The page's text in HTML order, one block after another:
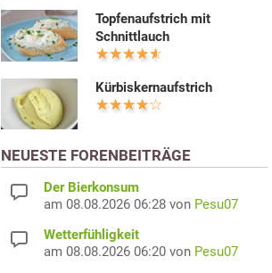
Topfenaufstrich mit
Schnittlauch
Kürbiskernaufstrich
NEUESTE FORENBEITRÄGE
Der Bierkonsum
am 08.08.2026 06:28 von Pesu07
Wetterfühligkeit
am 08.08.2026 06:20 von Pesu07